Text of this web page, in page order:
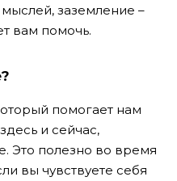
заземление –
вам помочь.
помогает нам
и сейчас,
. Это полезно во время
вы чувствуете себя